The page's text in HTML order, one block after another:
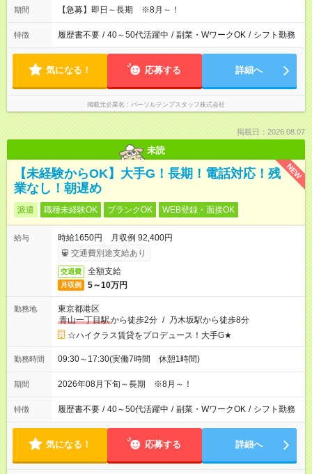
期間 【急募】即日～長期 ※8月～！
特徴 履歴書不要 / 40～50代活躍中 / 副業・WワークOK / シフト勤務
気になる！ 応募する 詳細へ
掲載元企業名 パーソルテンプスタッフ株式会社
掲載日：2026.08.07
未読
NEW
【未経験からOK】大手G！長期！電話対応！残
業なし！朝遅め
派遣 職種未経験OK ブランクOK WEB登録・面接OK
給与
時給1650円 月収例 92,400円
交通費別途支給あり
交通費 全額支給
月収例 5～10万円
勤務地
東京都港区
青山一丁目駅から徒歩2分 / 乃木坂駅から徒歩8分
☆ハイクラス賃貸をプロデュース！大手G★
勤務時間 09:30～17:30(実働7時間 休憩1時間)
期間 2026年08月下旬～長期 ※8月～！
特徴 履歴書不要 / 40～50代活躍中 / 副業・WワークOK / シフト勤務
気になる！ 応募する 詳細へ